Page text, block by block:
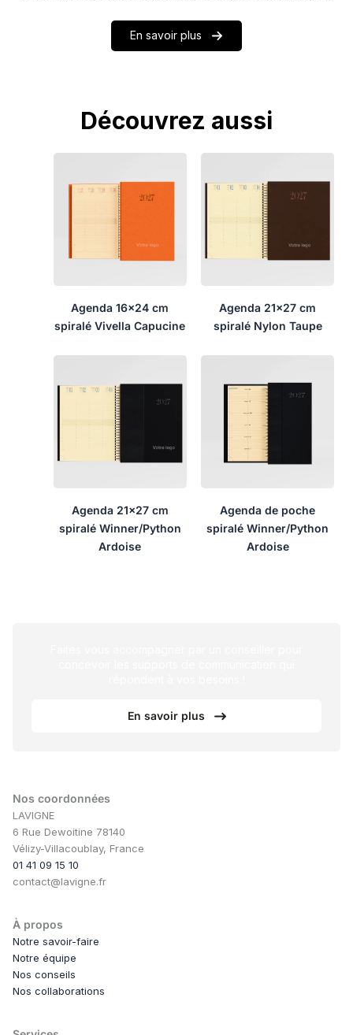
En savoir plus
Découvrez aussi
Agenda 16×24 cm
spiralé Vivella Capucine
Agenda 21×27 cm
spiralé Nylon Taupe
Agenda 21×27 cm
spiralé Winner/Python
Ardoise
Agenda de poche
spiralé Winner/Python
Ardoise
En savoir plus
Nos coordonnées
LAVIGNE
6 Rue Dewoitine 78140
Vélizy-Villacoublay, France
01 41 09 15 10
contact@lavigne.fr
À propos
Notre savoir-faire
Notre équipe
Nos conseils
Nos collaborations